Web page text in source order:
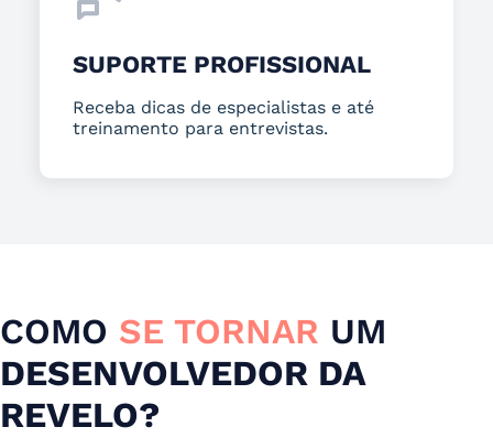
SUPORTE PROFISSIONAL
Receba dicas de especialistas e até
treinamento para entrevistas.
COMO SE TORNAR UM
DESENVOLVEDOR DA
REVELO?